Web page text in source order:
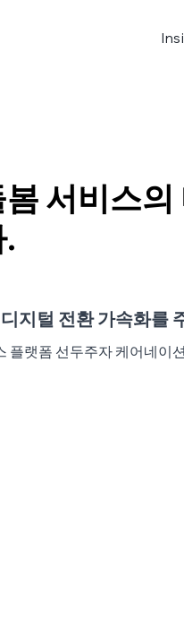
서비스
지털 전환 가속화를
플랫폼 선두주자 케어네이